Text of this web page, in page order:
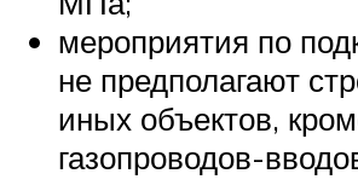
мероприятия по
не предполагают
иных объектов,
газопроводов-